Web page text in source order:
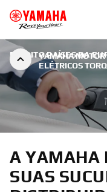
YAMAHA
ELÉTRICOS
EM OITO PAÍSES DA
A YAMAHA
SUAS